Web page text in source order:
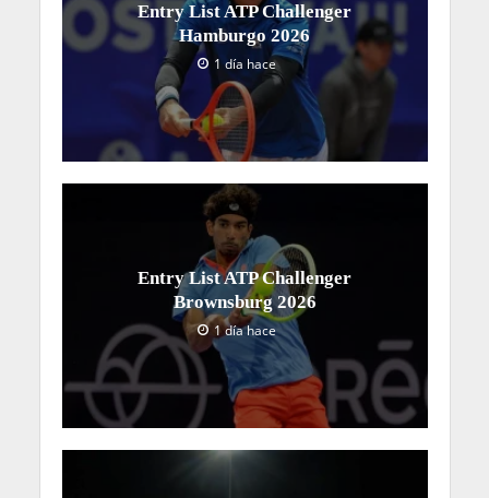
Entry List ATP Challenger
Hamburgo 2026
1 día hace
Entry List ATP Challenger
Brownsburg 2026
1 día hace